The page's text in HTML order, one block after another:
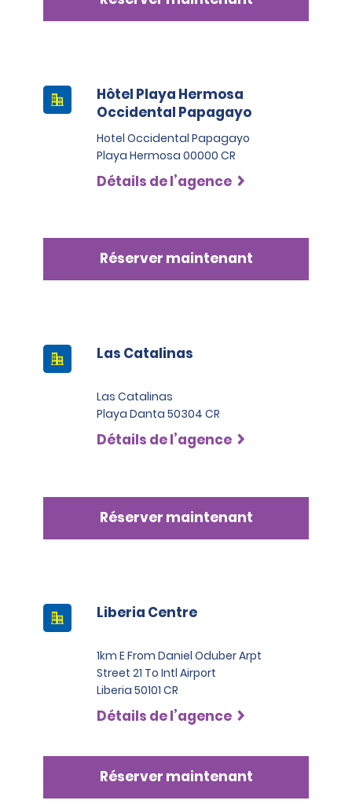
Hôtel Playa Hermosa
Occidental Papagayo
Hotel Occidental Papagayo
Playa Hermosa 00000 CR
Détails de l’agence
Réserver maintenant
Las Catalinas
Las Catalinas
Playa Danta 50304 CR
Détails de l’agence
Réserver maintenant
Liberia Centre
1km E From Daniel Oduber Arpt
Street 21 To Intl Airport
Liberia 50101 CR
Détails de l’agence
Réserver maintenant